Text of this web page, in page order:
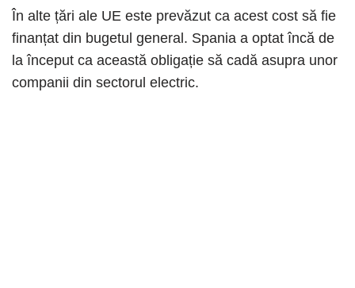
În alte țări ale UE este prevăzut ca acest cost să fie
finanțat din bugetul general. Spania a optat încă de
la început ca această obligație să cadă asupra unor
companii din sectorul electric.